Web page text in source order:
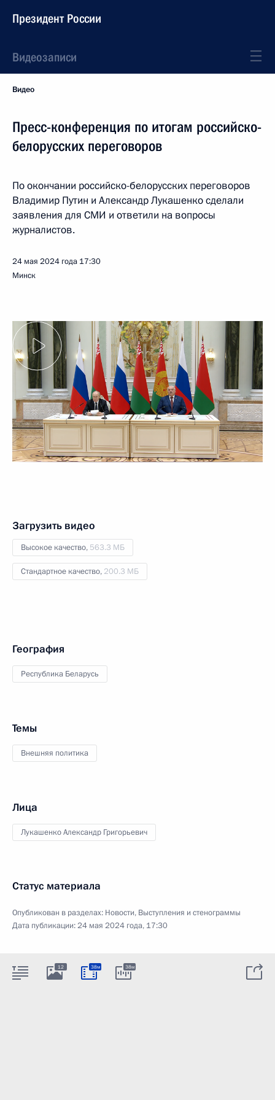
Президент России
Видеозаписи
Видео
Пресс-конференция по итогам российско-
белорусских переговоров
По окончании российско-белорусских переговоров
Владимир Путин и Александр Лукашенко сделали
заявления для СМИ и ответили на вопросы
журналистов.
24 мая 2024 года 17:30
Минск
Загрузить видео
Высокое качество, 563.3 МБ
Стандартное качество, 200.3 МБ
География
Республика Беларусь
Темы
Внешняя политика
Лица
Лукашенко Александр Григорьевич
Статус материала
Опубликован в разделах: Новости, Выступления и стенограммы
Дата публикации:24 мая 2024 года, 17:30
12 38м 38м